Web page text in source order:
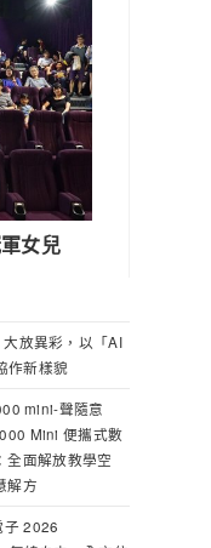
女兒
放異彩，以「AI
作新樣貌
mini-聲隨意
Mini 便攜式數
全面解放教學空
解方
子 2026